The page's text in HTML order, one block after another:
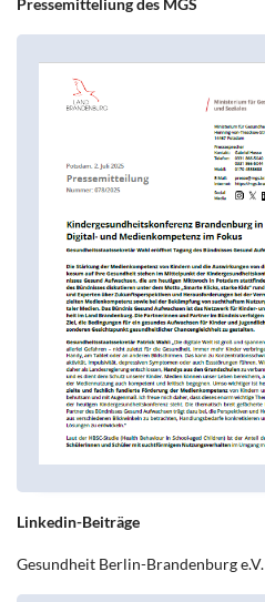
Pressemitteliung des MGS
Linkedin-Beiträge
Gesundheit Berlin-Brandenburg e.V.